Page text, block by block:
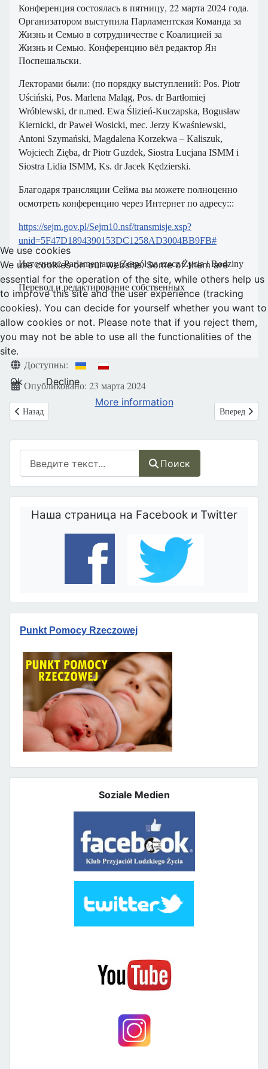
Поиск
Наша страница на Facebook и Twitter
Punkt Pomocy Rzeczowej
Soziale Medien
Конференция состоялась в пятницу, 22 марта 2024 года.
Организатором выступила Парламентская Команда за
Жизнь и Семью в сотрудничестве с Коалицией за
Жизнь и Семью. Конференцию вёл редактор Ян
Поспешальски.
Лекторами были: (по порядку выступлений: Pos. Piotr
Uściński, Pos. Marlena Maląg, Pos. dr Bartłomiej
Wróblewski, dr n.med. Ewa Ślizień-Kuczapska, Bogusław
Kiernicki, dr Paweł Wosicki, mec. Jerzy Kwaśniewski,
Antoni Szymański, Magdalena Korzekwa – Kaliszuk,
Wojciech Zięba, dr Piotr Guzdek, Siostra Lucjana ISMM i
Siostra Lidia ISMM, Ks. dr Jacek Kędzierski.
Благодаря трансляции Сейма вы можете полноценно
осмотреть конференцию через Интернет по адресу:::
https://sejm.gov.pl/Sejm10.nsf/transmisje.xsp?
unid=5F47D1894390153DC1258AD3004BB9FB#
Источник: Parlamentarny Zespół na rzecz Życia i Rodziny
Перевод и редактирование собственных
Информация о материале
Доступны:
Опубликовано: 23 марта 2024
Предыдущий: Приглашаем к просмотру серии «Разговоры о
Назад Следующий:
Вперед
We use cookies
We use cookies on our website. Some of them are
essential for the operation of the site, while others help us
to improve this site and the user experience (tracking
cookies). You can decide for yourself whether you want to
allow cookies or not. Please note that if you reject them,
you may not be able to use all the functionalities of the
site.
Ok
Decline
More information